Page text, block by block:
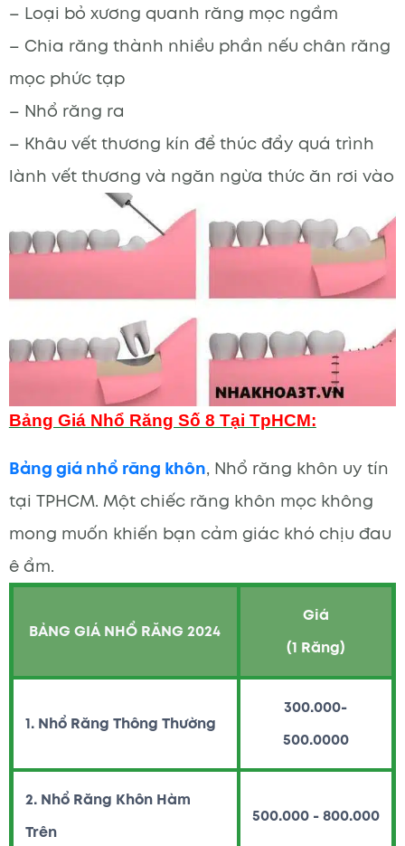
– Loại bỏ xương quanh răng mọc ngầm
– Chia răng thành nhiều phần nếu chân răng
mọc phức tạp
– Nhổ răng ra
– Khâu vết thương kín để thúc đẩy quá trình
lành vết thương và ngăn ngừa thức ăn rơi vào
Bảng Giá Nhổ Răng Số 8 Tại TpHCM:
Bảng giá nhổ răng khôn, Nhổ răng khôn uy tín
tại TPHCM. Một chiếc răng khôn mọc không
mong muốn khiến bạn cảm giác khó chịu đau
ê ẩm.
BẢNG GIÁ NHỔ RĂNG 2024
Giá
(1 Răng)
1. Nhổ Răng Thông Thường
300.000-
500.0000
2. Nhổ Răng Khôn Hàm
Trên
500.000 - 800.000